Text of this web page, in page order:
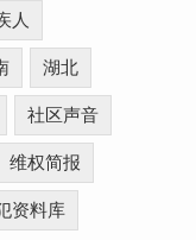
人
湖北
社区声音
维权简报
资料库